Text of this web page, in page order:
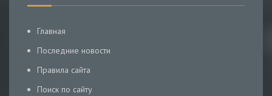
Главная
Последние новости
Правила сайта
Поиск по сайту